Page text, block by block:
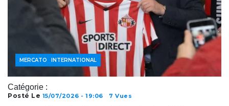
Catégorie :
FOOTBALL INTERNATIONAL
JOUEURS
MERCATO
Posté Le 15/07/2026 - 19:06 7 Vues